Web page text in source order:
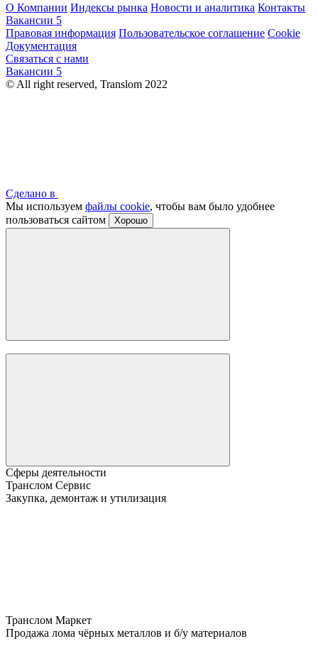
О Компании Индексы рынка Новости и аналитика Контакты
Вакансии 5
Правовая информация Пользовательское соглашение Cookie
Документация
Связаться с нами
Вакансии 5
© All right reserved, Translom 2022
Сделано в
Мы используем файлы cookie, чтобы вам было удобнее
пользоваться сайтом
Хорошо
Сферы деятельности
Транслом Сервис
Закупка, демонтаж и утилизация
Транслом Маркет
Продажа лома чёрных металлов и б/у материалов